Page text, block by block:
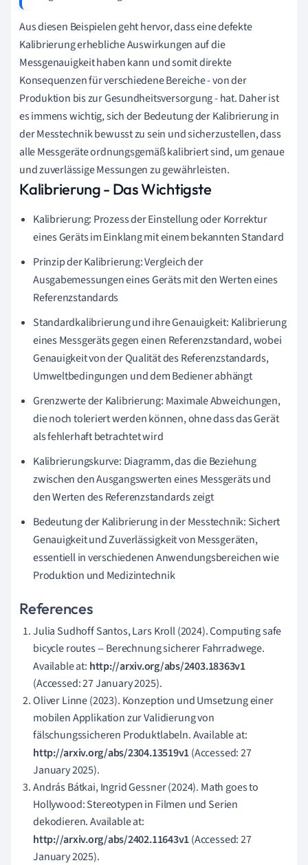
Aus diesen Beispielen geht hervor, dass eine defekte
Kalibrierung erhebliche Auswirkungen auf die
Messgenauigkeit haben kann und somit direkte
Konsequenzen für verschiedene Bereiche - von der
Produktion bis zur Gesundheitsversorgung - hat. Daher ist
es immens wichtig, sich der Bedeutung der Kalibrierung in
der Messtechnik bewusst zu sein und sicherzustellen, dass
alle Messgeräte ordnungsgemäß kalibriert sind, um genaue
und zuverlässige Messungen zu gewährleisten.
Kalibrierung - Das Wichtigste
Kalibrierung: Prozess der Einstellung oder Korrektur
eines Geräts im Einklang mit einem bekannten Standard
Prinzip der Kalibrierung: Vergleich der
Ausgabemessungen eines Geräts mit den Werten eines
Referenzstandards
Standardkalibrierung und ihre Genauigkeit: Kalibrierung
eines Messgeräts gegen einen Referenzstandard, wobei
Genauigkeit von der Qualität des Referenzstandards,
Umweltbedingungen und dem Bediener abhängt
Grenzwerte der Kalibrierung: Maximale Abweichungen,
die noch toleriert werden können, ohne dass das Gerät
als fehlerhaft betrachtet wird
Kalibrierungskurve: Diagramm, das die Beziehung
zwischen den Ausgangswerten eines Messgeräts und
den Werten des Referenzstandards zeigt
Bedeutung der Kalibrierung in der Messtechnik: Sichert
Genauigkeit und Zuverlässigkeit von Messgeräten,
essentiell in verschiedenen Anwendungsbereichen wie
Produktion und Medizintechnik
References
Julia Sudhoff Santos, Lars Kroll (2024). Computing safe
bicycle routes -- Berechnung sicherer Fahrradwege.
Available at: http://arxiv.org/abs/2403.18363v1
(Accessed: 27 January 2025).
Oliver Linne (2023). Konzeption und Umsetzung einer
mobilen Applikation zur Validierung von
fälschungssicheren Produktlabeln. Available at:
http://arxiv.org/abs/2304.13519v1(Accessed: 27
January 2025).
András Bátkai, Ingrid Gessner (2024). Math goes to
Hollywood: Stereotypen in Filmen und Serien
dekodieren. Available at:
http://arxiv.org/abs/2402.11643v1(Accessed: 27
January 2025).